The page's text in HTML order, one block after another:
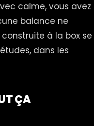
calme, vous avez
balance ne
à la box se
dans les
ÇA